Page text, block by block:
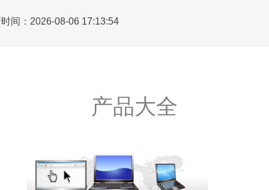
间：2026-08-06 17:13:54
产品大全